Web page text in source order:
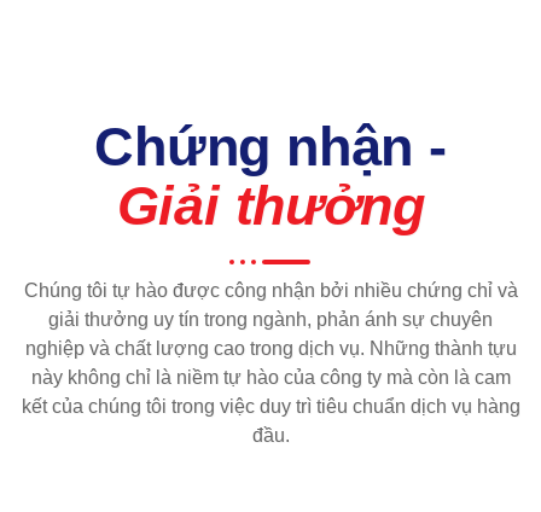
Chứng nhận -
Giải thưởng
Chúng tôi tự hào được công nhận bởi nhiều chứng chỉ và
giải thưởng uy tín trong ngành, phản ánh sự chuyên
nghiệp và chất lượng cao trong dịch vụ. Những thành tựu
này không chỉ là niềm tự hào của công ty mà còn là cam
kết của chúng tôi trong việc duy trì tiêu chuẩn dịch vụ hàng
đầu.